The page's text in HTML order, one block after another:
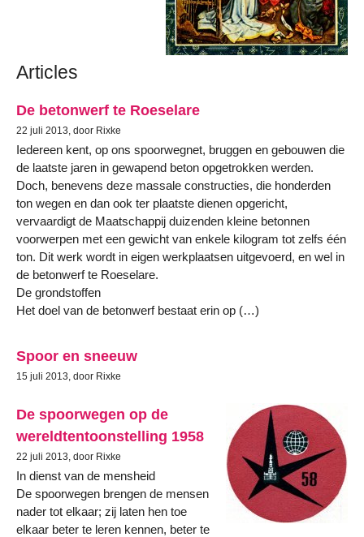
Articles
De betonwerf te Roeselare
22 juli 2013, door Rixke
Iedereen kent, op ons spoorwegnet, bruggen en gebouwen die
de laatste jaren in gewapend beton opgetrokken werden.
Doch, benevens deze massale constructies, die honderden
ton wegen en dan ook ter plaatste dienen opgericht,
vervaardigt de Maatschappij duizenden kleine betonnen
voorwerpen met een gewicht van enkele kilogram tot zelfs één
ton. Dit werk wordt in eigen werkplaatsen uitgevoerd, en wel in
de betonwerf te Roeselare.
De grondstoffen
Het doel van de betonwerf bestaat erin op (…)
Spoor en sneeuw
15 juli 2013, door Rixke
De spoorwegen op de
wereldtentoonstelling 1958
22 juli 2013, door Rixke
In dienst van de mensheid
De spoorwegen brengen de mensen
nader tot elkaar; zij laten hen toe
elkaar beter te leren kennen, beter te